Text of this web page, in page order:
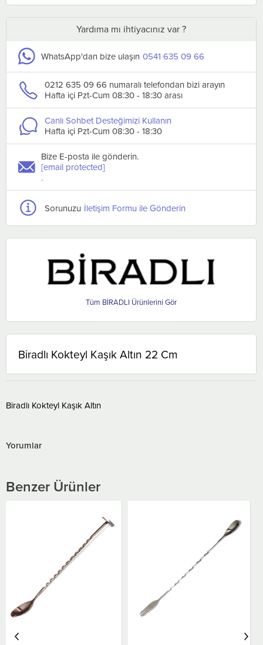
Yardıma mı ihtiyacınız var ?
WhatsApp'dan bize ulaşın 0541 635 09 66
0212 635 09 66 numaralı telefondan bizi arayın
Hafta içi Pzt-Cum 08:30 - 18:30 arası
Canlı Sohbet Desteğimizi Kullanın
Hafta içi Pzt-Cum 08:30 - 18:30
Bize E-posta ile gönderin.
[email protected]
.
Sorunuzu İletişim Formu ile Gönderin
BİRADLI
Biradlı Kokteyl Kaşık Altın 22 Cm
Biradlı Kokteyl Kaşık Altın
Yorumlar
Benzer Ürünler
Biradlı Burgulu Çatallı Bar
Kaşık Altın 33 Cm
₺420,00